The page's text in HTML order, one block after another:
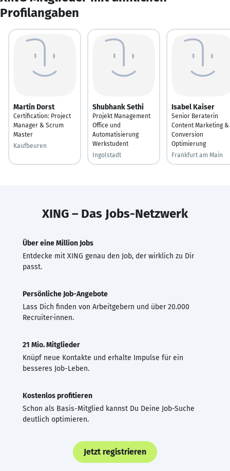
Profilangaben
Martin Dorst
Certification: Project
Manager & Scrum
Master
Kaufbeuren
Shubhank Sethi
Projekt Management
Office und
Automatisierung
Werkstudent
Ingolstadt
Isabel Kaiser
Senior Beraterin
Content Marketing &
Conversion
Optimierung
Frankfurt am Main
XING – Das Jobs-Netzwerk
Über eine Million Jobs
Entdecke mit XING genau den Job, der wirklich zu Dir
passt.
Persönliche Job-Angebote
Lass Dich finden von Arbeitgebern und über 20.000
Recruiter·innen.
21 Mio. Mitglieder
Knüpf neue Kontakte und erhalte Impulse für ein
besseres Job-Leben.
Kostenlos profitieren
Schon als Basis-Mitglied kannst Du Deine Job-Suche
deutlich optimieren.
Jetzt registrieren